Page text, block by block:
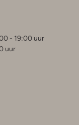
- 19:00 uur
uur